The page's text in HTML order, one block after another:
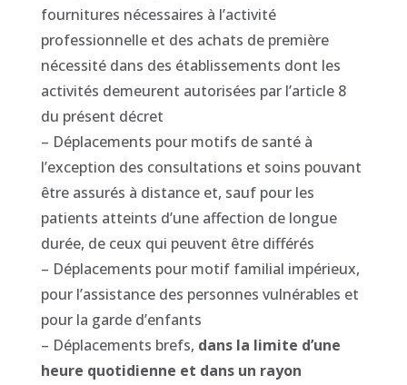
fournitures nécessaires à l’activité
professionnelle et des achats de première
nécessité dans des établissements dont les
activités demeurent autorisées par l’article 8
du présent décret
– Déplacements pour motifs de santé à
l’exception des consultations et soins pouvant
être assurés à distance et, sauf pour les
patients atteints d’une affection de longue
durée, de ceux qui peuvent être différés
– Déplacements pour motif familial impérieux,
pour l’assistance des personnes vulnérables et
pour la garde d’enfants
– Déplacements brefs, dans la limite d’une
heure quotidienne et dans un rayon